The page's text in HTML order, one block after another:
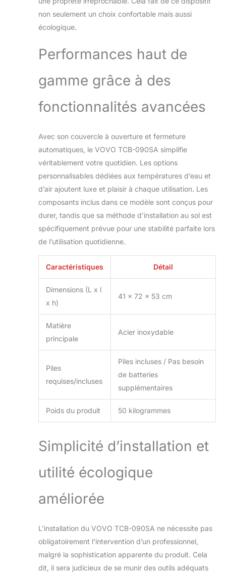
lavage en mouvement, position de la
buse réglable, température de l'eau et
pression de l'eau. Buse
autonettoyante avant/après chaque
pour une eau chaude continue et une
de luxe ● Séchoir haute vitesse avec
température réglable et vitesse du
papier toilette, offrant une mise à
un style de vie plus écologique ; siège
chauffant avec contrôle de la
température et mode ECO réduit
l'énergie ; affichage de la température
LED et veilleuse intelligente
non seulement un choix confortable mais aussi
écologique.
Performances haut de
gamme grâce à des
fonctionnalités avancées
Avec son couvercle à ouverture et fermeture
automatiques, le VOVO TCB-090SA simplifie
véritablement votre quotidien. Les options
personnalisables dédiées aux températures d’eau et
d’air ajoutent luxe et plaisir à chaque utilisation. Les
composants inclus dans ce modèle sont conçus pour
durer, tandis que sa méthode d’installation au sol est
spécifiquement prévue pour une stabilité parfaite lors
de l’utilisation quotidienne.
Caractéristiques Détail
Dimensions (L x l
x h)
41 x 72 x 53 cm
Matière
principale
Acier inoxydable
Piles
requises/incluses
Piles incluses / Pas besoin
de batteries
supplémentaires
Poids du produit 50 kilogrammes
Simplicité d’installation et
utilité écologique
améliorée
L’installation du VOVO TCB-090SA ne nécessite pas
obligatoirement l’intervention d’un professionnel,
malgré la sophistication apparente du produit. Cela
dit, il sera judicieux de se munir des outils adéquats